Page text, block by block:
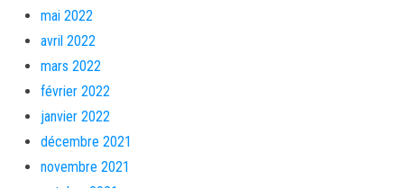
mai 2022
avril 2022
mars 2022
février 2022
janvier 2022
décembre 2021
novembre 2021